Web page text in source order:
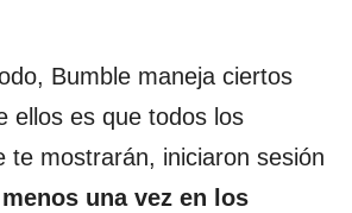
Bumble maneja ciertos
ellos es que todos los
te mostrarán, iniciaron sesión
una vez en los